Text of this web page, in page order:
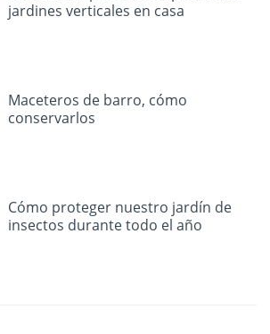
jardines verticales en casa
Maceteros de barro, cómo
conservarlos
Cómo proteger nuestro jardín de
insectos durante todo el año